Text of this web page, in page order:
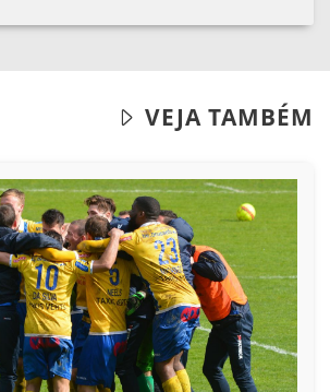
VEJA TAMBÉM